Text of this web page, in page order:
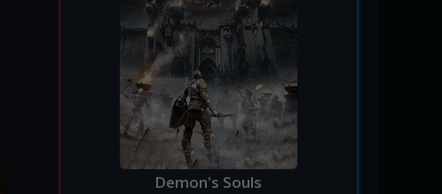
Demon's Souls